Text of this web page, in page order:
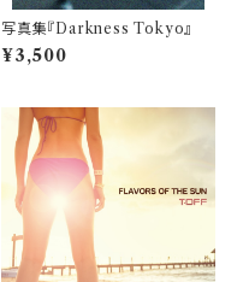
写真集『Darkness Tokyo』
¥3,500